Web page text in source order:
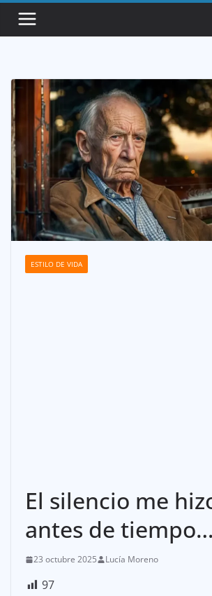
Saltar
ESTILO DE VIDA
El silencio me
antes de tiempo…
23 octubre 2025 Lucía Moreno
97